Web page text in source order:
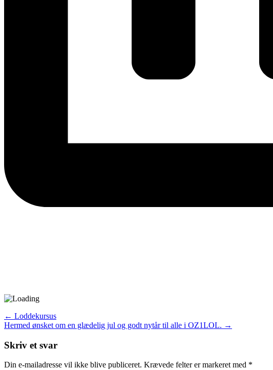
← Loddekursus
Hermed ønsket om en glædelig jul og godt nytår til alle i OZ1LOL. →
Skriv et svar
Din e-mailadresse vil ikke blive publiceret. Krævede felter er markeret med *